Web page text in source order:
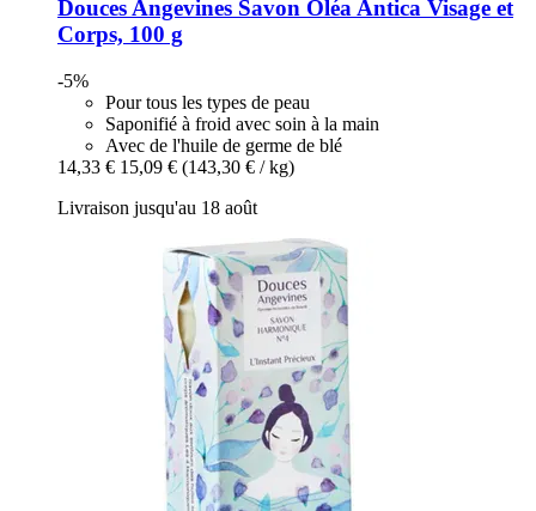
Douces Angevines Savon Oléa Antica Visage et
Corps, 100 g
-5%
Pour tous les types de peau
Saponifié à froid avec soin à la main
Avec de l'huile de germe de blé
14,33 € 15,09 € (143,30 € / kg)
Livraison jusqu'au 18 août